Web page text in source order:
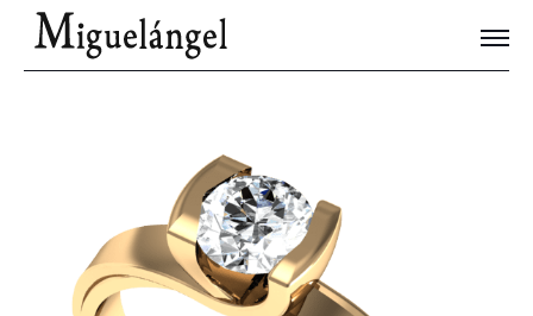
Joyas Únicas
Blog
Contacto